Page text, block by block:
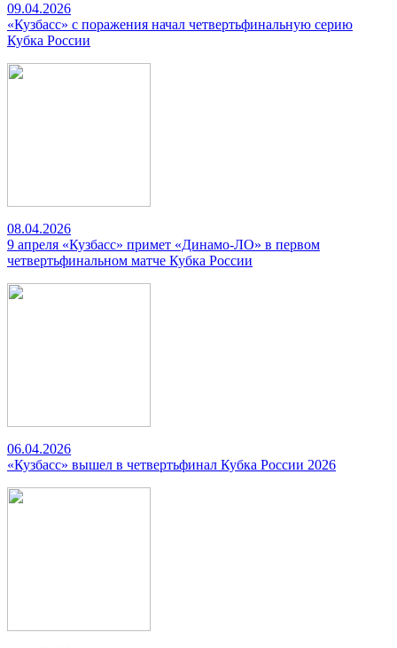
09.04.2026
«Кузбасс» с поражения начал четвертьфинальную серию
Кубка России
08.04.2026
9 апреля «Кузбасс» примет «Динамо-ЛО» в первом
четвертьфинальном матче Кубка России
06.04.2026
«Кузбасс» вышел в четвертьфинал Кубка России 2026